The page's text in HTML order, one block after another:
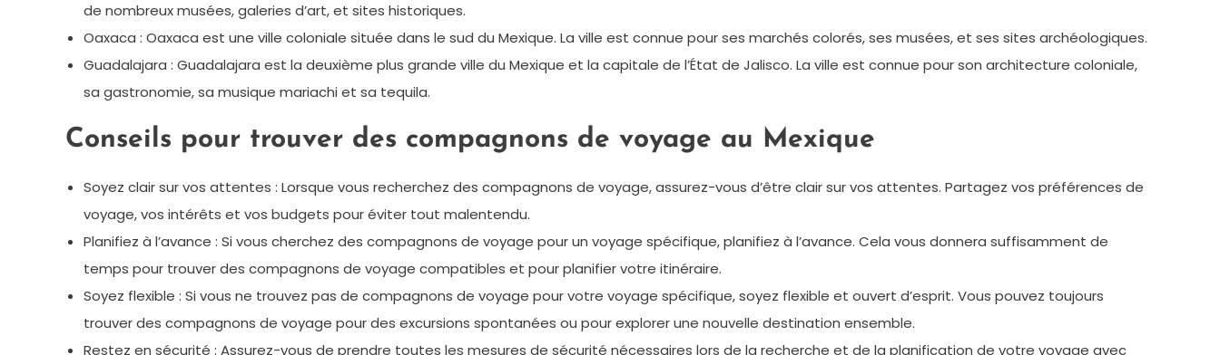
de nombreux musées, galeries d’art, et sites historiques.
Oaxaca : Oaxaca est une ville coloniale située dans le sud du Mexique. La ville est connue pour ses marchés colorés, ses musées, et ses sites archéologiques.
Guadalajara : Guadalajara est la deuxième plus grande ville du Mexique et la capitale de l’État de Jalisco. La ville est connue pour son architecture coloniale,
sa gastronomie, sa musique mariachi et sa tequila.
Conseils pour trouver des compagnons de voyage au Mexique
Soyez clair sur vos attentes : Lorsque vous recherchez des compagnons de voyage, assurez-vous d’être clair sur vos attentes. Partagez vos préférences de
voyage, vos intérêts et vos budgets pour éviter tout malentendu.
Planifiez à l’avance : Si vous cherchez des compagnons de voyage pour un voyage spécifique, planifiez à l’avance. Cela vous donnera suffisamment de
temps pour trouver des compagnons de voyage compatibles et pour planifier votre itinéraire.
Soyez flexible : Si vous ne trouvez pas de compagnons de voyage pour votre voyage spécifique, soyez flexible et ouvert d’esprit. Vous pouvez toujours
trouver des compagnons de voyage pour des excursions spontanées ou pour explorer une nouvelle destination ensemble.
Restez en sécurité : Assurez-vous de prendre toutes les mesures de sécurité nécessaires lors de la recherche et de la planification de votre voyage avec